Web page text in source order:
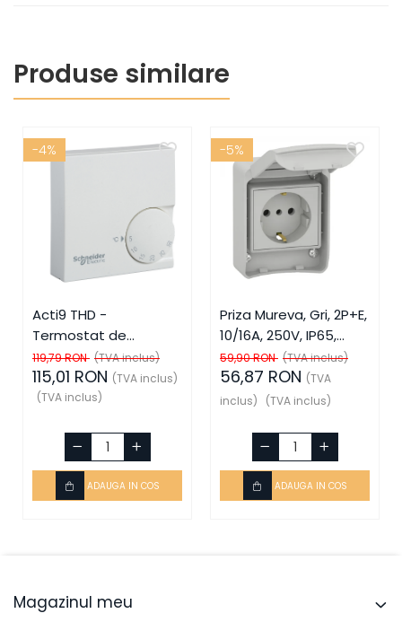
Produse similare
-4%
Acti9 THD -
Termostat de
ambient, SCH-15870,
Schneider Electric -
Schneider
119,79 RON (TVA inclus)
115,01 RON (TVA inclus)
(TVA inclus)
ADAUGA IN COS
-5%
Priza Mureva, Gri, 2P+E,
10/16A, 250V, IP65,
SCH-81141, Schneider
Electric - Schneider
59,90 RON (TVA inclus)
56,87 RON (TVA
inclus)
(TVA inclus)
ADAUGA IN COS
Magazinul meu